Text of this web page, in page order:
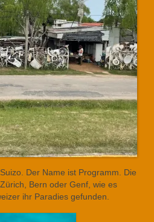
Der Name ist Programm. Die
Bern oder Genf, wie es
ihr Paradies gefunden.